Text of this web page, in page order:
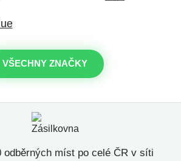
VŠECHNY ZNAČKY
odběrných míst po celé ČR v síti